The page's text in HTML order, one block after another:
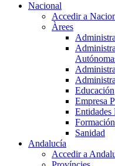
Nacional
Accedir a
Àrees
Educación
Empresa
Entidades
Formación
Sanidad
Andalucía
Accedir a